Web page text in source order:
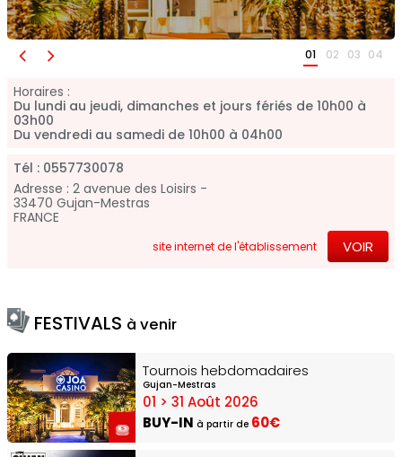
01 02 03 04
Horaires :
Du lundi au jeudi, dimanches et jours fériés de 10h00 à
03h00
Du vendredi au samedi de 10h00 à 04h00
Tél : 0557730078
Adresse : 2 avenue des Loisirs -
33470 Gujan-Mestras
FRANCE
site internetde l'établissement VOIR
FESTIVALS à venir
Tournois hebdomadaires
Gujan-Mestras
01 > 31 Août 2026
BUY-IN à partir de 60€